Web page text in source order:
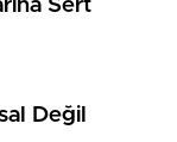
Sert
Değil